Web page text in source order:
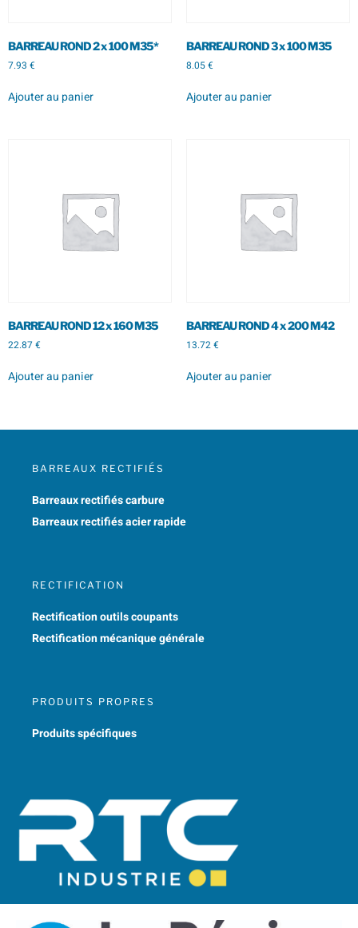
BARREAU ROND 2 x 100 M35*
7.93 €
Ajouter au panier
BARREAU ROND 3 x 100 M35
8.05€
Ajouter au panier
BARREAU ROND 12 x 160 M35
22.87€
Ajouter au panier
BARREAU ROND 4 x 200 M42
13.72€
Ajouter au panier
BARREAUX RECTIFIÉS
Barreaux rectifiés carbure
Barreaux rectifiés acier rapide
RECTIFICATION
Rectification outils coupants
Rectification mécanique générale
PRODUITS PROPRES
Produits spécifiques